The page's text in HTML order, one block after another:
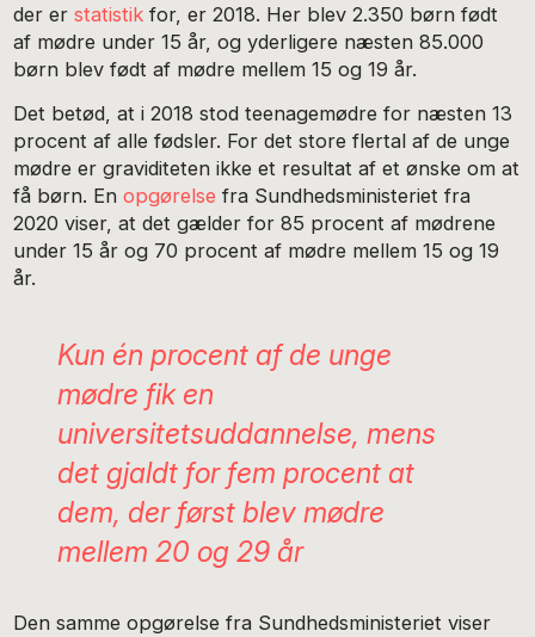
der erstatistik for, er 2018. Her blev 2.350 børn født
af mødre under 15 år, og yderligere næsten 85.000
børn blev født af mødre mellem 15 og 19 år.
Det betød, at i 2018 stod teenagemødre for næsten 13
procent af alle fødsler. For det store flertal af de unge
mødre er graviditeten ikke et resultat af et ønske om at
få børn. Enopgørelse fra Sundhedsministeriet fra
2020 viser, at det gælder for 85 procent af mødrene
under 15 år og 70 procent af mødre mellem 15 og 19
år.
Kun én procent af de unge
mødre fik en
universitetsuddannelse, mens
det gjaldt for fem procent at
dem, der først blev mødre
mellem 20 og 29 år
Den samme opgørelse fra Sundhedsministeriet viser